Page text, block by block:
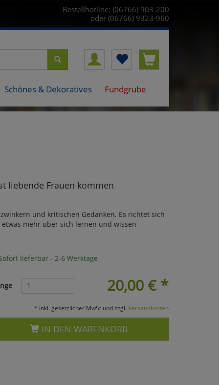
Bestellhotline: (06766) 903-200
oder (06766) 9323-960
Schönes & Dekoratives Fundgrube
liebende Frauen kommen
und kritischen Gedanken. Es richtet sich
mehr über sich lernen und wissen
lieferbar - 2-6 Werktage
20,00 €*
* inkl. gesetzlicher MwSt und zzgl. Versandkosten
IN DEN WARENKORB